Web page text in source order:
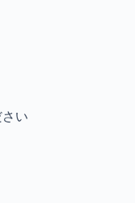
い